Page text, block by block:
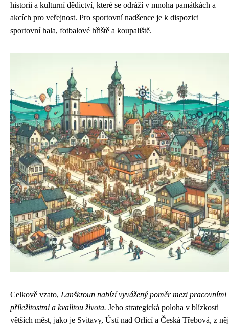
historii a kulturní dědictví, které se odráží v mnoha památkách a
akcích pro veřejnost. Pro sportovní nadšence je k dispozici
sportovní hala, fotbalové hřiště a koupaliště.
Celkově vzato, Lanškroun nabízí vyvážený poměr mezi pracovními
příležitostmi a kvalitou života. Jeho strategická poloha v blízkosti
větších měst, jako je Svitavy, Ústí nad Orlicí a Česká Třebová, z něj